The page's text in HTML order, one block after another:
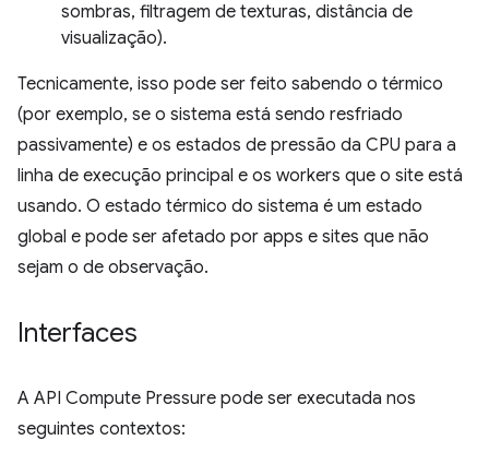
sombras, filtragem de texturas, distância de
visualização).
Tecnicamente, isso pode ser feito sabendo o térmico
(por exemplo, se o sistema está sendo resfriado
passivamente) e os estados de pressão da CPU para a
linha de execução principal e os workers que o site está
usando. O estado térmico do sistema é um estado
global e pode ser afetado por apps e sites que não
sejam o de observação.
Interfaces
A API Compute Pressure pode ser executada nos
seguintes contextos: